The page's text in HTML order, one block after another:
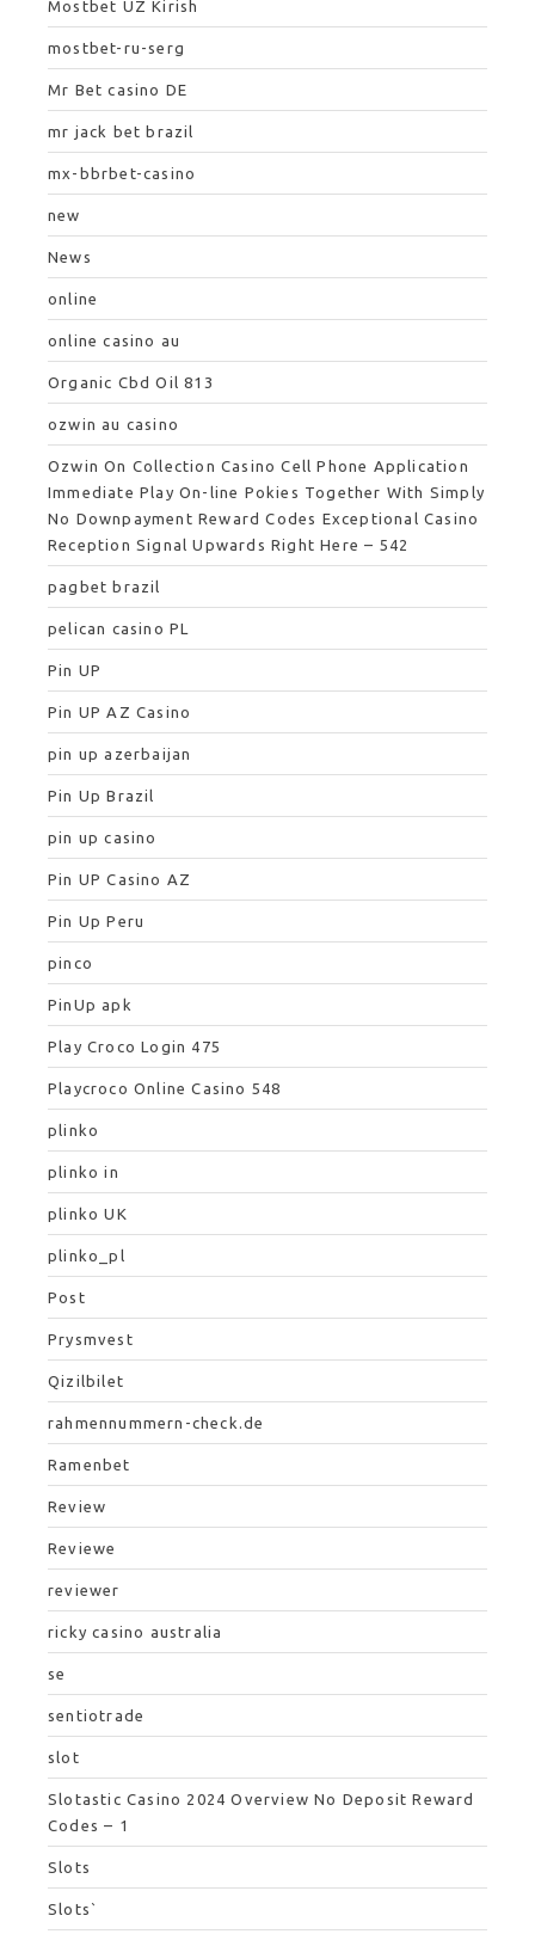
Mostbet UZ Kirish
mostbet-ru-serg
Mr Bet casino DE
mr jack bet brazil
mx-bbrbet-casino
new
News
online
online casino au
Organic Cbd Oil 813
ozwin au casino
Ozwin On Collection Casino Cell Phone Application
Immediate Play On-line Pokies Together With Simply
No Downpayment Reward Codes Exceptional Casino
Reception Signal Upwards Right Here – 542
pagbet brazil
pelican casino PL
Pin UP
Pin UP AZ Casino
pin up azerbaijan
Pin Up Brazil
pin up casino
Pin UP Casino AZ
Pin Up Peru
pinco
PinUp apk
Play Croco Login 475
Playcroco Online Casino 548
plinko
plinko in
plinko UK
plinko_pl
Post
Prysmvest
Qizilbilet
rahmennummern-check.de
Ramenbet
Review
Reviewe
reviewer
ricky casino australia
se
sentiotrade
slot
Slotastic Casino 2024 Overview No Deposit Reward
Codes – 1
Slots
Slots`